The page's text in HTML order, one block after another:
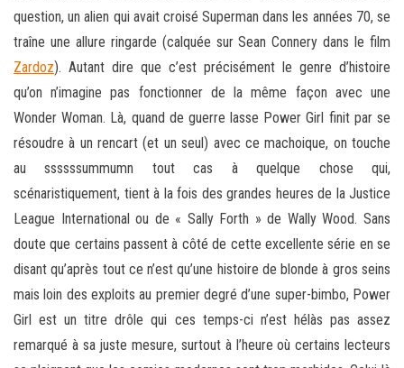
question, un alien qui avait croisé Superman dans les années 70, se
traîne une allure ringarde (calquée sur Sean Connery dans le film
Zardoz). Autant dire que c’est précisément le genre d’histoire
qu’on n’imagine pas fonctionner de la même façon avec une
Wonder Woman. Là, quand de guerre lasse Power Girl finit par se
résoudre à un rencart (et un seul) avec ce machoique, on touche
au ssssssummumn tout cas à quelque chose qui,
scénaristiquement, tient à la fois des grandes heures de la Justice
League International ou de « Sally Forth » de Wally Wood. Sans
doute que certains passent à côté de cette excellente série en se
disant qu’après tout ce n’est qu’une histoire de blonde à gros seins
mais loin des exploits au premier degré d’une super-bimbo, Power
Girl est un titre drôle qui ces temps-ci n’est hélàs pas assez
remarqué à sa juste mesure, surtout à l’heure où certains lecteurs